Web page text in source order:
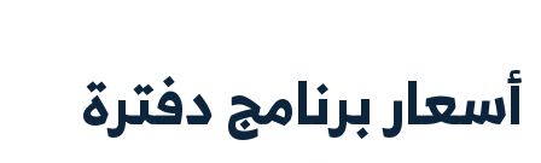
أسعار برنامج دفترة